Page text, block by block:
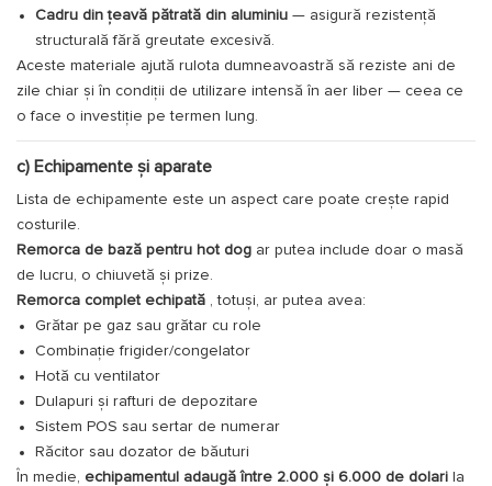
Cadru din țeavă pătrată din aluminiu— asigură rezistență
structurală fără greutate excesivă.
Aceste materiale ajută rulota dumneavoastră să reziste ani de
zile chiar și în condiții de utilizare intensă în aer liber — ceea ce
o face o investiție pe termen lung.
c) Echipamente și aparate
Lista de echipamente este un aspect care poate crește rapid
costurile.
Remorca de bază pentru hot dog ar putea include doar o masă
de lucru, o chiuvetă și prize.
Remorca complet echipată , totuși, ar putea avea:
Grătar pe gaz sau grătar cu role
Combinație frigider/congelator
Hotă cu ventilator
Dulapuri și rafturi de depozitare
Sistem POS sau sertar de numerar
Răcitor sau dozator de băuturi
În medie, echipamentul adaugă între 2.000 și 6.000 de dolari la